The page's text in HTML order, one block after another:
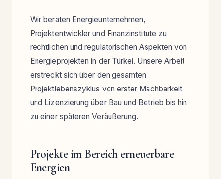
Wir beraten Energieunternehmen,
Projektentwickler und Finanzinstitute zu
rechtlichen und regulatorischen Aspekten von
Energieprojekten in der Türkei. Unsere Arbeit
erstreckt sich über den gesamten
Projektlebenszyklus von erster Machbarkeit
und Lizenzierung über Bau und Betrieb bis hin
zu einer späteren Veräußerung.
Projekte im Bereich erneuerbare
Energien